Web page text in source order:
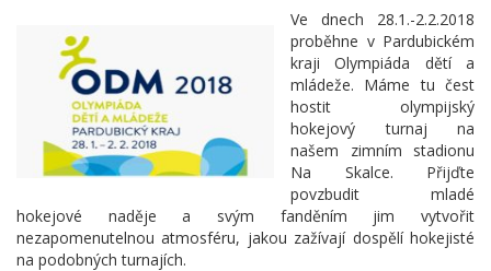
Ve dnech 28.1.-2.2.2018
proběhne v Pardubickém
kraji Olympiáda dětí a
mládeže. Máme tu čest
hostit olympijský
hokejový turnaj na
našem zimním stadionu
Na Skalce. Přijďte
povzbudit mladé
hokejové naděje a svým fanděním jim vytvořit
nezapomenutelnou atmosféru, jakou zažívají dospělí hokejisté
na podobných turnajích.